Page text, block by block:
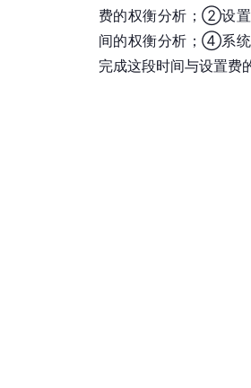
费的权衡分析；②设
间的权衡分析；④系
完成这段时间与设置费